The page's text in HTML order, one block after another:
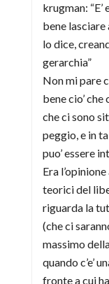
krugman:
bene
lo dice,
gerarchia”
Non mi pare
bene cio’
che ci sono
peggio, e in
puo’ essere
Era
teorici del
riguarda la
(che ci
massimo
quando c’e’
fronte a cui